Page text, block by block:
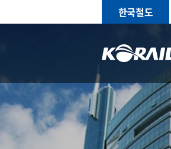
한국철도
CEO